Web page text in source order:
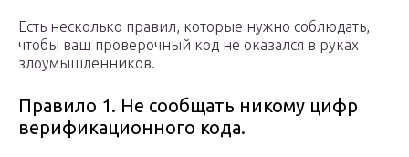
Есть несколько правил, которые нужно соблюдать,
чтобы ваш проверочный код не оказался в руках
злоумышленников.
Правило 1. Не сообщать никому цифр
верификационного кода.